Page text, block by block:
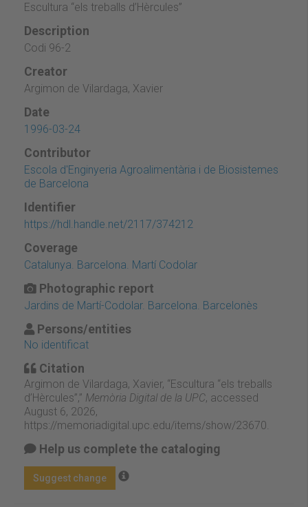
Escultura “els treballs d’Hèrcules”
Description
Codi 96-2
Creator
Argimon de Vilardaga, Xavier
Date
1996-03-24
Contributor
Escola d'Enginyeria Agroalimentària i de Biosistemes
de Barcelona
Identifier
https://hdl.handle.net/2117/374212
Coverage
Catalunya. Barcelona. Martí Codolar
Photographic report
Jardins de Martí-Codolar. Barcelona. Barcelonès
Persons/entities
No identificat
Citation
Argimon de Vilardaga, Xavier, “Escultura “els treballs
d’Hèrcules”,” Memòria Digital de la UPC, accessed
August 6, 2026,
https://memoriadigital.upc.edu/items/show/23670
Help us complete the cataloging
Suggest change